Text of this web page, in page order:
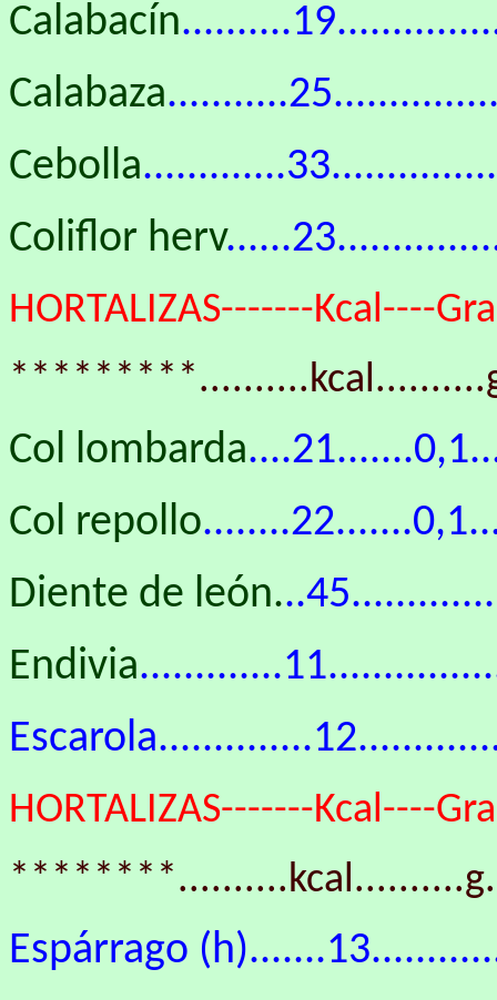
Calabacín
Calabaza
Cebolla
Coliflor herv
HORTALIZAS-------Kcal----
Col lombarda
Col repollo
Diente de león.
Endivia
HORTALIZAS-------Kcal----
Espárrago